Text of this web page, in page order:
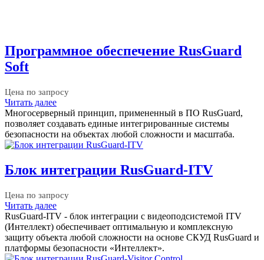
Программное обеспечение RusGuard
Soft
Цена по запросу
Читать далее
Многосерверный принцип, примененный в ПО RusGuard,
позволяет создавать единые интегрированные системы
безопасности на объектах любой сложности и масштаба.
Блок интеграции RusGuard-ITV
Цена по запросу
Читать далее
RusGuard-ITV - блок интеграции с видеоподсистемой ITV
(Интеллект) обеспечивает оптимальную и комплексную
защиту объекта любой сложности на основе СКУД RusGuard и
платформы безопасности «Интеллект».